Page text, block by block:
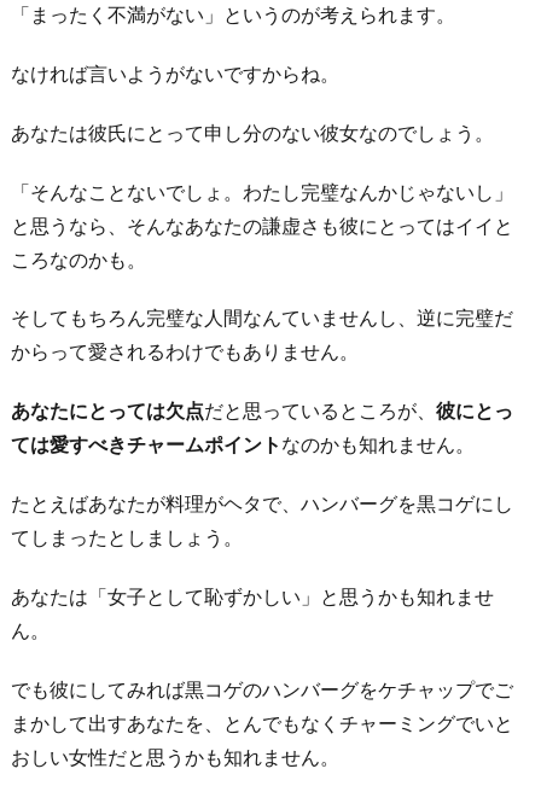
ど
こ
で
も
な
い
事
な
れ
主
義
4.
な
傷
つ
け
「まったく不満がない」というのが考えられます。
なければ言いようがないですからね。
あなたは彼氏にとって申し分のない彼女なのでしょう。
「そんなことないでしょ。わたし完璧なんかじゃないし」
と思うなら、そんなあなたの謙虚さも彼にとってはイイと
ころなのかも。
そしてもちろん完璧な人間なんていませんし、逆に完璧だ
からって愛されるわけでもありません。
あなたにとっては欠点だと思っているところが、 彼にとっ
ては愛すべきチャームポイント なのかも知れません。
たとえばあなたが料理がヘタで、ハンバーグを黒コゲにし
てしまったとしましょう。
あなたは「女子として恥ずかしい」と思うかも知れませ
ん。
でも彼にしてみれば黒コゲのハンバーグをケチャップでご
まかして出すあなたを、とんでもなくチャーミングでいと
おしい女性だと思うかも知れません。